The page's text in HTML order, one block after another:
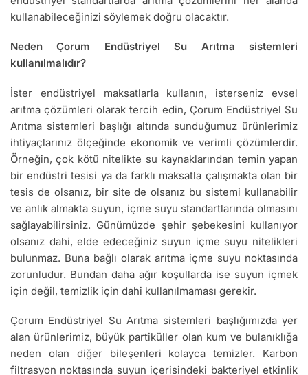
kullanabileceğinizi söylemek doğru olacaktır.
Neden Çorum Endüstriyel Su Arıtma sistemleri
kullanılmalıdır?
İster endüstriyel maksatlarla kullanın, isterseniz evsel
arıtma çözümleri olarak tercih edin, Çorum Endüstriyel Su
Arıtma sistemleri başlığı altında sunduğumuz ürünlerimiz
ihtiyaçlarınız ölçeğinde ekonomik ve verimli çözümlerdir.
Örneğin, çok kötü nitelikte su kaynaklarından temin yapan
bir endüstri tesisi ya da farklı maksatla çalışmakta olan bir
tesis de olsanız, bir site de olsanız bu sistemi kullanabilir
ve anlık almakta suyun, içme suyu standartlarında olmasını
sağlayabilirsiniz. Günümüzde şehir şebekesini kullanıyor
olsanız dahi, elde edeceğiniz suyun içme suyu nitelikleri
bulunmaz. Buna bağlı olarak arıtma içme suyu noktasında
zorunludur. Bundan daha ağır koşullarda ise suyun içmek
için değil, temizlik için dahi kullanılmaması gerekir.
Çorum Endüstriyel Su Arıtma sistemleri başlığımızda yer
alan ürünlerimiz, büyük partiküller olan kum ve bulanıklığa
neden olan diğer bileşenleri kolayca temizler. Karbon
filtrasyon noktasında suyun içerisindeki bakteriyel etkinlik